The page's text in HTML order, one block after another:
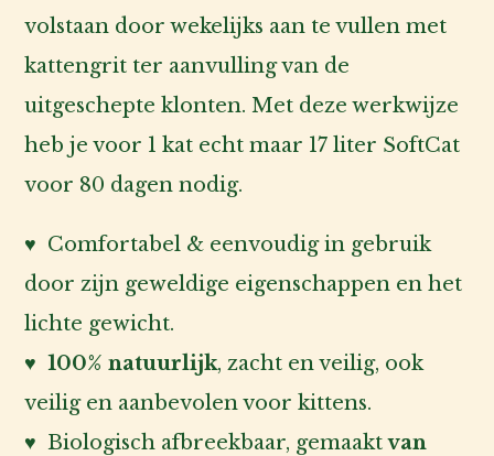
volstaan door wekelijks aan te vullen met
kattengrit ter aanvulling van de
uitgeschepte klonten. Met deze werkwijze
heb je voor 1 kat echt maar 17 liter SoftCat
voor 80 dagen nodig.
♥ Comfortabel & eenvoudig in gebruik
door zijn geweldige eigenschappen en het
lichte gewicht.
♥ 100% natuurlijk, zacht en veilig, ook
veilig en aanbevolen voor kittens.
♥ Biologisch afbreekbaar, gemaaktvan